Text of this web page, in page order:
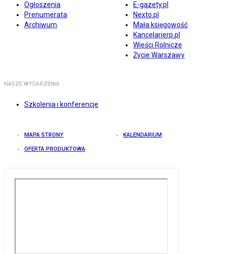
Ogłoszenia
Prenumerata
Archiwum
E-gazety.pl
Nexto.pl
Mała księgowość
Kancelarierp.pl
Wieści Rolnicze
Życie Warszawy
NASZE WYDARZENIA
Szkolenia i konferencje
MAPA STRONY KALENDARIUM
OFERTA PRODUKTOWA